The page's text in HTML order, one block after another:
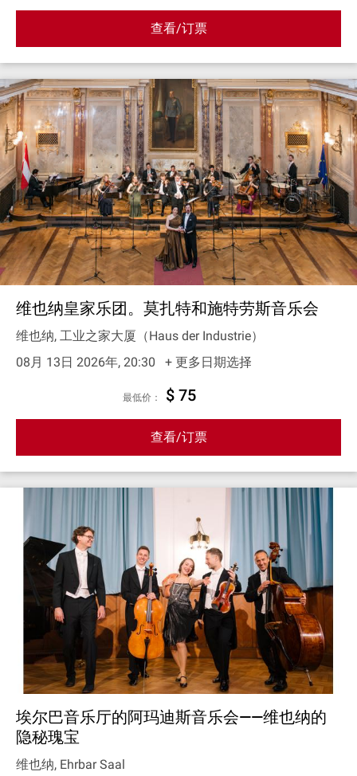
查看/订票
维也纳皇家乐团。莫扎特和施特劳斯音乐会
维也纳, 工业之家大厦（Haus der Industrie）
08月 13日 2026年, 20:30
+ 更多日期选择
最低价： $ 75
查看/订票
埃尔巴音乐厅的阿玛迪斯音乐会——维也纳的
隐秘瑰宝
维也纳, Ehrbar Saal